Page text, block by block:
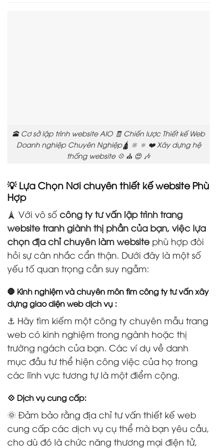
🕋 Cơ sở lập trình website AIO 🧾 Chiến lược Thiết kế Web
Doanh nghiệp Chuyên Nghiệp🛕 🔆 🔅 ❤️ Xây dựng hệ
thống website 💠 ⛪ 😍 🎶
💡 Lựa Chọn Nơi chuyên thiết kế website Phù
Hợp
🗼 Với vô số công ty tư vấn lập trình trang
website tranh giành thị phần của bạn, việc lựa
chọn địa chỉ chuyên làm website phù hợp đòi
hỏi sự cân nhắc cẩn thận. Dưới đây là một số
yếu tố quan trọng cần suy ngẫm:
🛑 Kinh nghiệm và chuyên môn tìm công ty tư vấn xây
dựng giao diện web dịch vụ :
⚓ Hãy tìm kiếm một công ty chuyên mẫu trang
web có kinh nghiệm trong ngành hoặc thị
trường ngách của bạn. Các ví dụ về danh
mục đầu tư thể hiện công việc của họ trong
các lĩnh vực tương tự là một điểm cộng.
💠 Dịch vụ cung cấp:
🌞 Đảm bảo rằng địa chỉ tư vấn thiết kế web
cung cấp các dịch vụ cụ thể mà bạn yêu cầu,
cho dù đó là chức năng thương mại điện tử,